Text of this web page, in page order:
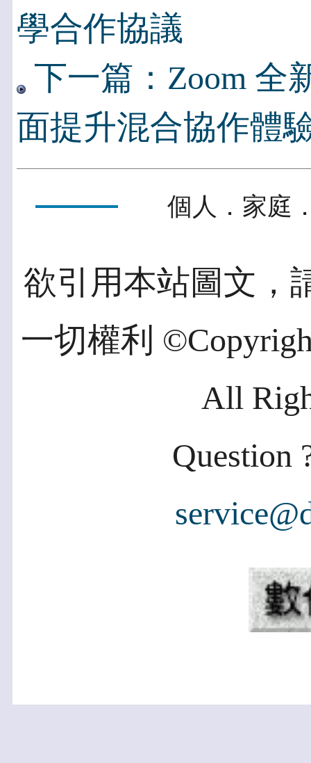
學合作協議
下一篇：Zoom 全
面提升混合協作體
個人．家庭
欲引用本站圖文，
一切權利
All
Question